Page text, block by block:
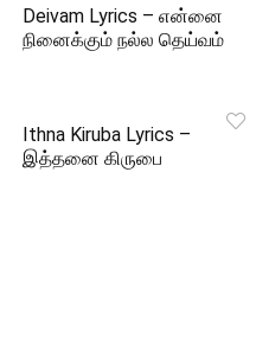
Deivam Lyrics – என்னை
நினைக்கும் நல்ல தெய்வம்
Ithna Kiruba Lyrics –
இத்தனை கிருபை